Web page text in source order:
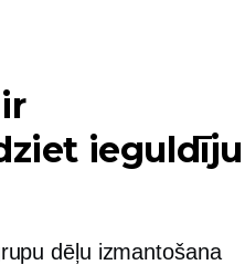
dēļu izmantošana